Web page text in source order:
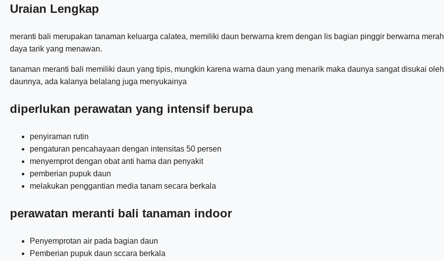
Uraian Lengkap
meranti bali merupakan tanaman keluarga calatea, memiliki daun berwarna krem dengan lis bagian pinggir berwarna
daya tarik yang menawan.
tanaman meranti bali memiliki daun yang tipis, mungkin karena warna daun yang menarik maka daunya sangat disukai
daunnya, ada kalanya belalang juga menyukainya
diperlukan perawatan yang intensif berupa
penyiraman rutin
pengaturan pencahayaan dengan intensitas 50 persen
menyemprot dengan obat anti hama dan penyakit
pemberian pupuk daun
melakukan penggantian media tanam secara berkala
perawatan meranti bali tanaman indoor
Penyemprotan air pada bagian daun
Pemberian pupuk daun sccara berkala